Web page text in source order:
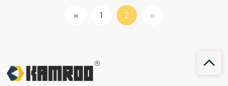
« 1 2 »